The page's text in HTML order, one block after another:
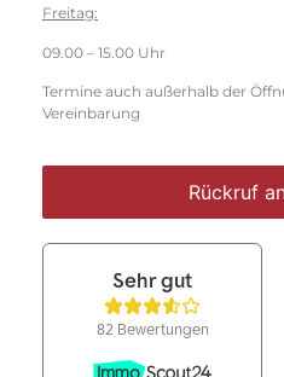
Freitag:
09.00 – 15.00 Uhr
Termine auch außerhalb der
Vereinbarung
Rückruf